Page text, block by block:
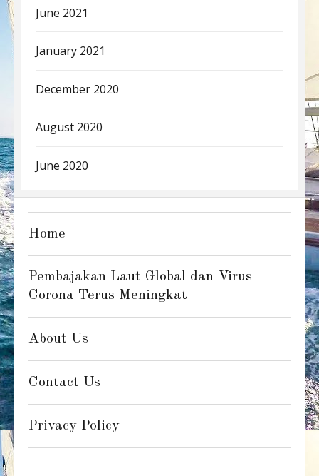
June 2021
January 2021
December 2020
August 2020
June 2020
Home
Pembajakan Laut Global dan Virus
Corona Terus Meningkat
About Us
Contact Us
Privacy Policy